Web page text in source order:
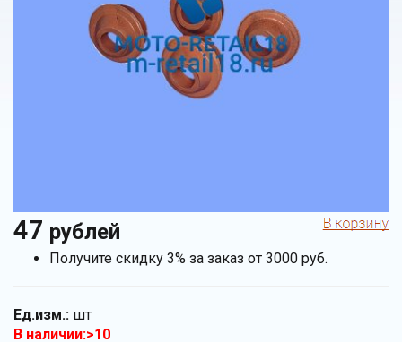
47 рублей
Получите скидку 3% за заказ от 3000 руб.
Ед.изм.: шт
В наличии:>10